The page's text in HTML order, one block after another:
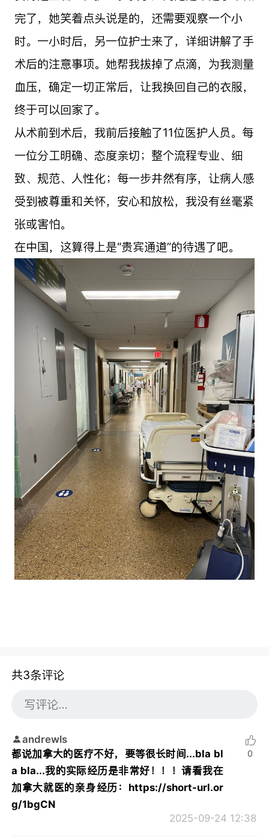
完了，她笑着点头说是的，还需要观察一个小
时。一小时后，另一位护士来了，详细讲解了手
术后的注意事项。她帮我拔掉了点滴，为我测量
血压，确定一切正常后，让我换回自己的衣服，
终于可以回家了。
从术前到术后，我前后接触了11位医护人员。每
一位分工明确、态度亲切；整个流程专业、细
致、规范、人性化；每一步井然有序，让病人感
受到被尊重和关怀，安心和放松，我没有丝毫紧
张或害怕。
在中国，这算得上是“贵宾通道”的待遇了吧。
共3条评论
andrewls
都说加拿大的医疗不好，要等很长时间...bla bl
a bla...我的实际经历是非常好！！！请看我在
加拿大就医的亲身经历：https://short-url.or
g/1bgCN
2025-09-24 12:38
0